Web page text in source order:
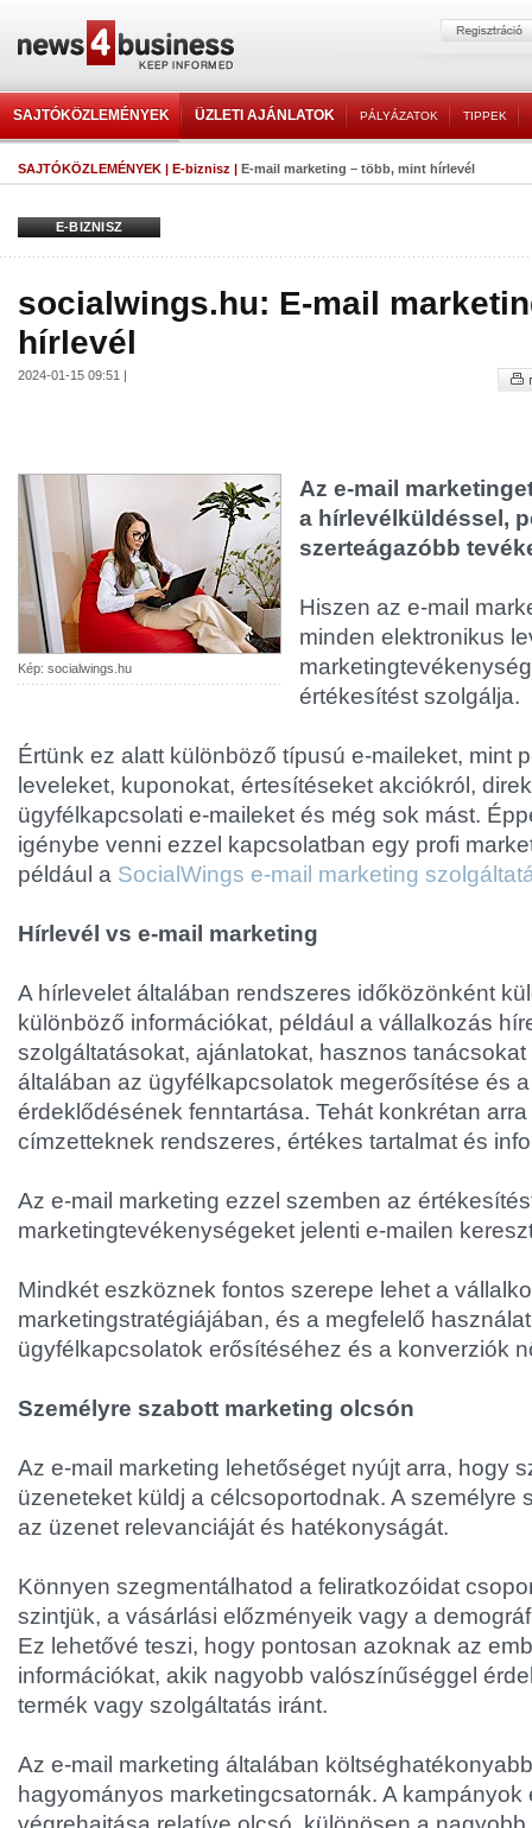
SAJTÓKÖZLEMÉNYEK ÜZLETI AJÁNLATOK PÁLYÁZATOK TIPPEK
SAJTÓKÖZLEMÉNYEK | E-biznisz | E-mail marketing – több, mint hírlevél
E-BIZNISZ
socialwings.hu: E-mail
hírlevél
2024-01-15 09:51 |
Kép: socialwings.hu
Az e-mail
a hírlevélküldéssel,
szerteágazóbb
Hiszen az e-mail
minden elektronikus
értékesítést szolgálja.
Értünk ez alatt különböző típusú e-maileket, mint
leveleket, kuponokat, értesítéseket akciókról,
ügyfélkapcsolati e-maileket és még sok mást.
igénybe venni ezzel kapcsolatban egy profi
például a SocialWings e-mail marketing
Hírlevél vs e-mail marketing
A hírlevelet általában rendszeres időközönként
különböző információkat, például a vállalkozás
szolgáltatásokat, ajánlatokat, hasznos tanácsokat
általában az ügyfélkapcsolatok megerősítése és
érdeklődésének fenntartása. Tehát konkrétan
címzetteknek rendszeres, értékes tartalmat és
Az e-mail marketing ezzel szemben az
marketingtevékenységeket jelenti e-mailen
Mindkét eszköznek fontos szerepe lehet a
marketingstratégiájában, és a megfelelő
ügyfélkapcsolatok erősítéséhez és a konverziók
Személyre szabott marketing olcsón
Az e-mail marketing lehetőséget nyújt arra, hogy
üzeneteket küldj a célcsoportodnak. A személyre
az üzenet relevanciáját és hatékonyságát.
Könnyen szegmentálhatod a feliratkozóidat
szintjük, a vásárlási előzményeik vagy a
Ez lehetővé teszi, hogy pontosan azoknak az
információkat, akik nagyobb valószínűséggel
termék vagy szolgáltatás iránt.
Az e-mail marketing általában
hagyományos marketingcsatornák. A